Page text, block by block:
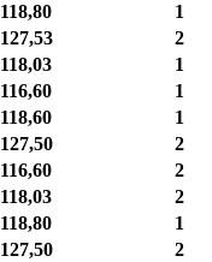
118,80 1
127,53 2
118,03 1
116,60 1
118,60 1
127,50 2
116,60 2
118,03 2
118,80 1
127,50 2